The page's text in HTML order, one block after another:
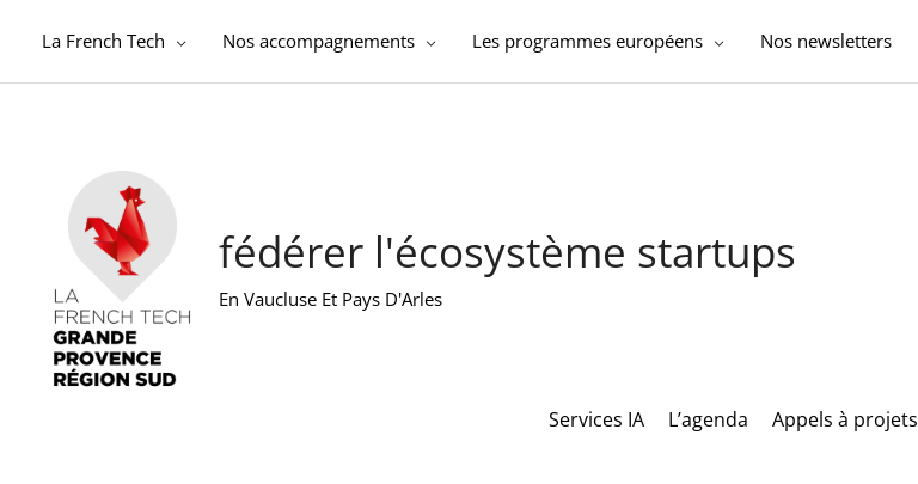
La French Tech Nos accompagnements Les programmes européens Nos newsletters
fédérer l'écosystème startups
En Vaucluse Et Pays D'Arles
Services IA L’agenda Appels à projets